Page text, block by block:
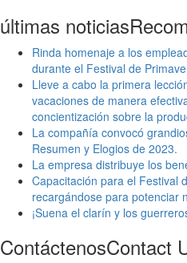
últimas noticias
Rinda homenaje a los
durante el Festival de
Lleve a cabo la primera
vacaciones de manera
concientización sobre la
La compañía convocó
Resumen y Elogios de 2023.
La empresa distribuye los
Capacitación para el Festival
recargándose para potenciar
¡Suena el clarín y los
ContáctenosContact